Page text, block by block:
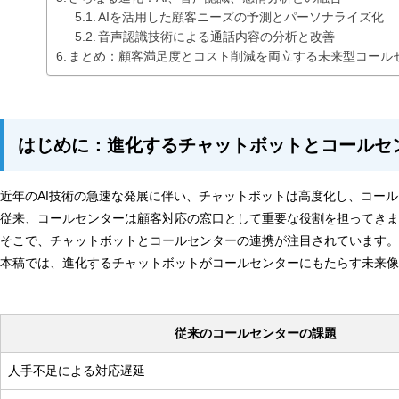
AIを活用した顧客ニーズの予測とパーソナライズ化
音声認識技術による通話内容の分析と改善
まとめ：顧客満足度とコスト削減を両立する未来型コール
はじめに：進化するチャットボットとコール
近年のAI技術の急速な発展に伴い、チャットボットは高度化し、コー
従来、コールセンターは顧客対応の窓口として重要な役割を担ってき
そこで、チャットボットとコールセンターの連携が注目されています。
本稿では、進化するチャットボットがコールセンターにもたらす未来
従来のコールセンターの課題
人手不足による対応遅延